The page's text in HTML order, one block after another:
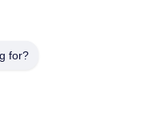
Provinz Guangdong,
for?